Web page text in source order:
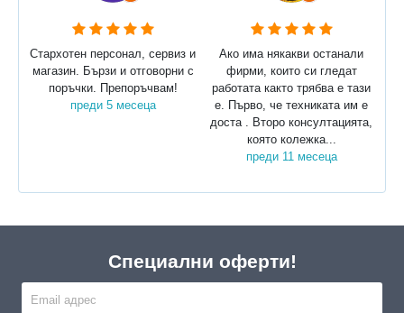
Стархотен персонал, сервиз и
магазин. Бързи и отговорни с
поръчки. Препоръчвам!
преди 5 месеца
Ако има някакви останали
фирми, които си гледат
работата както трябва е тази
е. Първо, че техниката им е
доста . Второ консултацията,
която колежка...
преди 11 месеца
Специални оферти!